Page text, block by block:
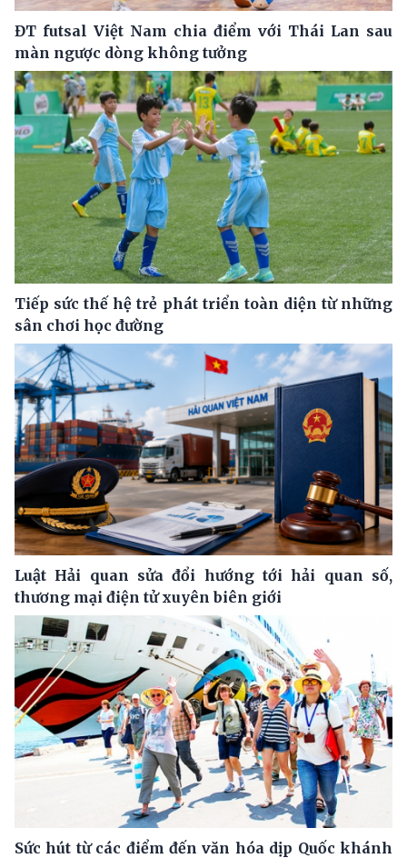
ĐT futsal Việt Nam chia điểm với Thái Lan sau
màn ngược dòng không tưởng
Tiếp sức thế hệ trẻ phát triển toàn diện từ những
sân chơi học đường
Luật Hải quan sửa đổi hướng tới hải quan số,
thương mại điện tử xuyên biên giới
Sức hút từ các điểm đến văn hóa dịp Quốc khánh